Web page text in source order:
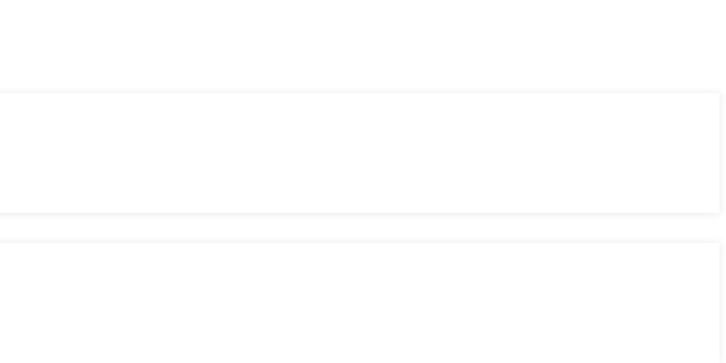
sans complications.
du marché.
des plateformes et des dApps.